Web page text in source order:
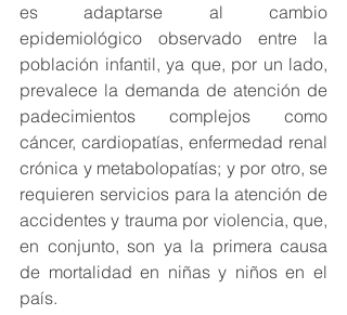
es adaptarse al cambio
epidemiológico observado entre la
población infantil, ya que, por un lado,
prevalece la demanda de atención de
padecimientos complejos como
cáncer, cardiopatías, enfermedad renal
crónica y metabolopatías; y por otro, se
requieren servicios para la atención de
accidentes y trauma por violencia, que,
en conjunto, son ya la primera causa
de mortalidad en niñas y niños en el
país.